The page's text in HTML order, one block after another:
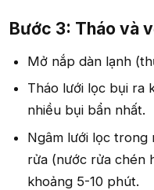
Bước 3: Tháo và
Mở nắp dàn lạnh
Tháo lưới lọc bụi ra
nhiều bụi bẩn nhất.
Ngâm lưới lọc trong
rửa (nước rửa chén
khoảng 5-10 phút.